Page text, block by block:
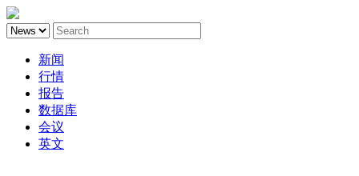
新闻
行情
报告
数据库
会议
英文